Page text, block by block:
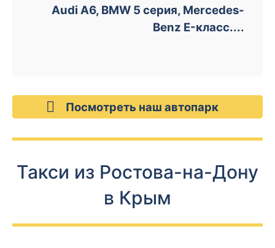
Audi A6, BMW 5 серия, Mercedes-
Benz E-класс....
Посмотреть наш автопарк
Такси из Ростова-на-Дону
в Крым